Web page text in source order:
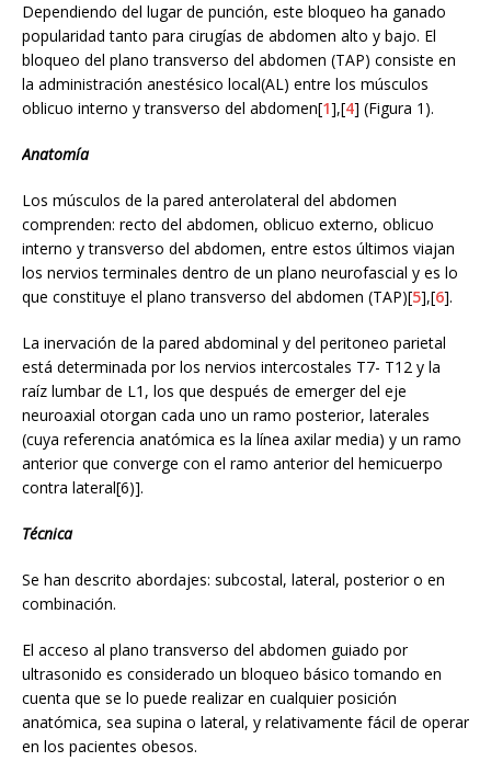
Dependiendo del lugar de punción, este bloqueo ha ganado
popularidad tanto para cirugías de abdomen alto y bajo. El
bloqueo del plano transverso del abdomen (TAP) consiste en
la administración anestésico local(AL) entre los músculos
oblicuo interno y transverso del abdomen[1],[4] (Figura 1).
Anatomía
Los músculos de la pared anterolateral del abdomen
comprenden: recto del abdomen, oblicuo externo, oblicuo
interno y transverso del abdomen, entre estos últimos viajan
los nervios terminales dentro de un plano neurofascial y es lo
que constituye el plano transverso del abdomen (TAP)[5],[6].
La inervación de la pared abdominal y del peritoneo parietal
está determinada por los nervios intercostales T7- T12 y la
raíz lumbar de L1, los que después de emerger del eje
neuroaxial otorgan cada uno un ramo posterior, laterales
(cuya referencia anatómica es la línea axilar media) y un ramo
anterior que converge con el ramo anterior del hemicuerpo
contra lateral[6)].
Técnica
Se han descrito abordajes: subcostal, lateral, posterior o en
combinación.
El acceso al plano transverso del abdomen guiado por
ultrasonido es considerado un bloqueo básico tomando en
cuenta que se lo puede realizar en cualquier posición
anatómica, sea supina o lateral, y relativamente fácil de operar
en los pacientes obesos.